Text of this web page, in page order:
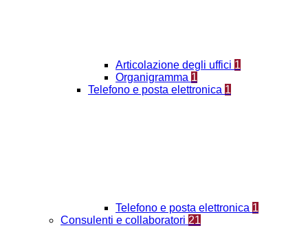
Articolazione degli uffici 1
Organigramma 1
Telefono e posta elettronica 1
Telefono e posta elettronica 1
Consulenti e collaboratori 21